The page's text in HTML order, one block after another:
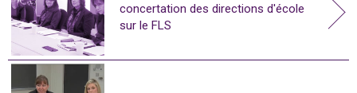
concertation des directions d'école
sur le FLS